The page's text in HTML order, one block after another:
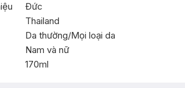
Ðức
Thailand
Da thường/Mọi loại da
Nam và nữ
170ml